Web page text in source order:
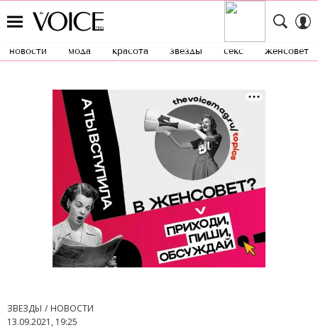
новости мода красота звезды секс женсовет
ЗВЕЗДЫ
НОВОСТИ
13.09.2021, 19:25